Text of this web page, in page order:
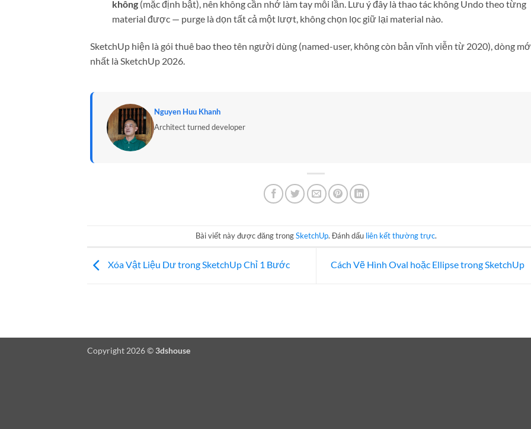
không(mặc định bật), nên không cần nhớ làm tay mỗi lần. Lưu ý đây là thao tác không Undo theo từng
material được — purge là dọn tất cả một lượt, không chọn lọc giữ lại material nào.
SketchUp hiện là gói thuê bao theo tên người dùng (named-user, không còn bản vĩnh viễn từ 2020), dòng
nhất là SketchUp 2026.
Nguyen Huu Khanh
Architect turned developer
Bài viết này được đăng trongSketchUp. Đánh dấu liên kết thường trực.
Xóa Vật Liệu Dư trong SketchUp Chỉ 1 Bước Cách Vẽ Hình Oval hoặc Ellipse trong SketchUp
Copyright 2026 ©3dshouse